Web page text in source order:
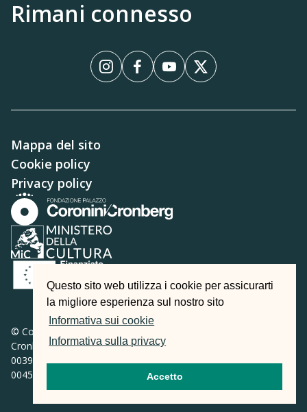
Questo sito web utilizza i cookie per assicurarti
la migliore esperienza sul nostro sito
Informativa sui cookie
Informativa sulla privacy
Accetto
Rimani connesso
InstagramFacebookYouTube
X
Mappa del sito
Cookie policy
Privacy policy
© Copyright 1991-2025 -
Cronberg | Viale XX Settembre 14 – 34170 Gorizia | Tel.
0039.0481.533485 - Fax 0039.0481.547222 | p.iva e cod. fisc.
00456540319